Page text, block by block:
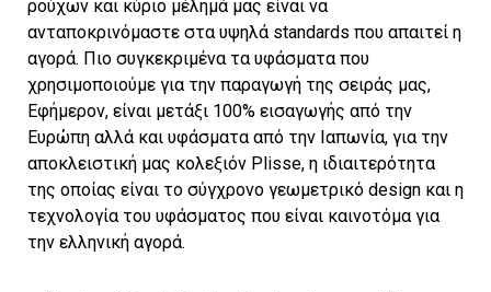
ρούχων και κύριο μέλημά μας είναι να
ανταποκρινόμαστε στα υψηλά standards που απαιτεί η
αγορά. Πιο συγκεκριμένα τα υφάσματα που
χρησιμοποιούμε για την παραγωγή της σειράς μας,
Εφήμερον, είναι μετάξι 100% εισαγωγής από την
Ευρώπη αλλά και υφάσματα από την Ιαπωνία, για την
αποκλειστική μας κολεξιόν Plisse, η ιδιαιτερότητα
της οποίας είναι το σύγχρονο γεωμετρικό design και η
τεχνολογία του υφάσματος που είναι καινοτόμα για
την ελληνική αγορά.